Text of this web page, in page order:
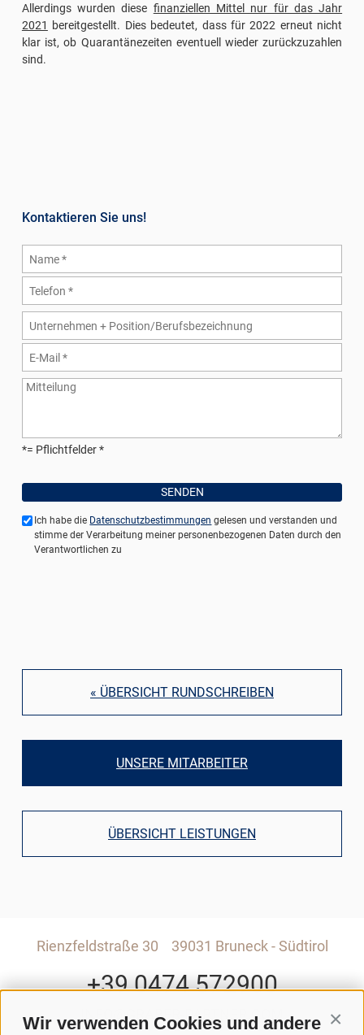
Wir verwenden Cookies und andere
Allerdings wurden diese finanziellen Mittel nur für das Jahr
2021
bereitgestellt. Dies bedeutet, dass für 2022 erneut nicht
klar ist, ob Quarantänezeiten eventuell wieder zurückzuzahlen
sind.
Kontaktieren Sie uns!
*= Pflichtfelder
Ich habe die Datenschutzbestimmungen gelesen und verstanden und
stimme der Verarbeitung meiner personenbezogenen Daten durch den
Verantwortlichen zu
« ÜBERSICHT RUNDSCHREIBEN
UNSERE MITARBEITER
ÜBERSICHT LEISTUNGEN
Rienzfeldstraße 30 39031 Bruneck - Südtirol
+39 0474 572900
INFO@GRABER-PARTNER.COM